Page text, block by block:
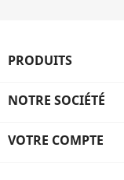
PRODUITS
NOTRE SOCIÉTÉ
VOTRE COMPTE